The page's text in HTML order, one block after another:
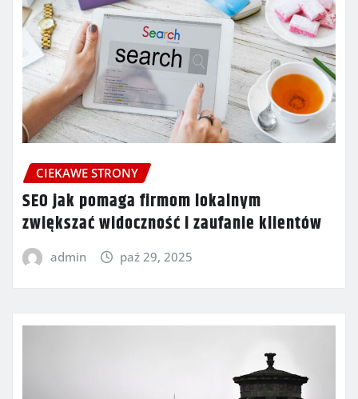
CIEKAWE STRONY
SEO jak pomaga firmom lokalnym
zwiększać widoczność i zaufanie klientów
admin paź 29, 2025